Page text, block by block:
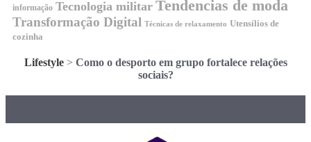
informação Tecnologia militar Tendencias de moda
Transformação Digital Técnicas de relaxamento Utensílios de
cozinha
Lifestyle> Como o desporto em grupo fortalece relações
sociais?